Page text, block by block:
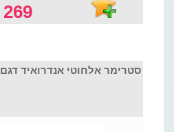
269 ₪
סטרימר אלחוטי אנדרואיד דגם MXQ-4K